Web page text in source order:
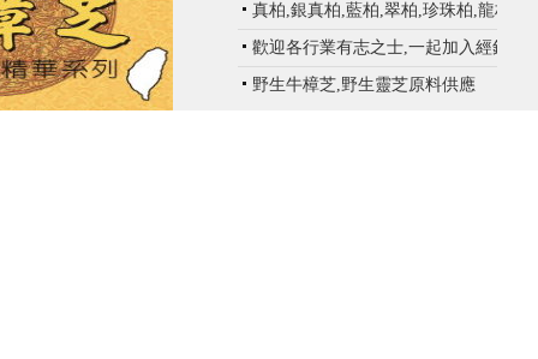
真柏,銀真柏,藍柏,翠柏,珍珠柏,龍柏
歡迎各行業有志之士,一起加入經銷商
行列
野生牛樟芝,野生靈芝原料供應